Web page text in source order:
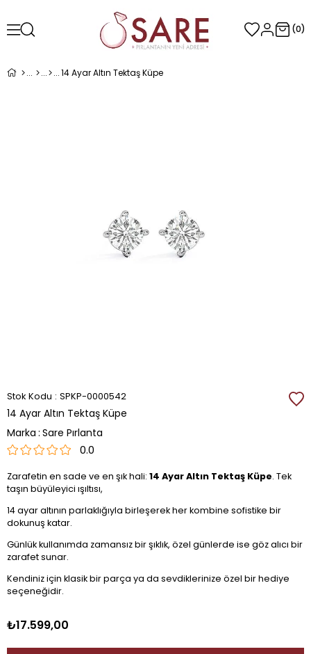
0
14 Ayar Altın Tektaş Küpe
Stok Kodu SPKP-0000542
14 Ayar Altın Tektaş Küpe
Marka : Sare Pırlanta
0.0
Zarafetin en sade ve en şık hali: 14 Ayar Altın Tektaş Küpe. Tek
taşın büyüleyici ışıltısı,
14 ayar altının parlaklığıyla birleşerek her kombine sofistike bir
dokunuş katar.
Günlük kullanımda zamansız bir şıklık, özel günlerde ise göz alıcı bir
zarafet sunar.
Kendiniz için klasik bir parça ya da sevdiklerinize özel bir hediye
seçeneğidir.
₺17.599,00